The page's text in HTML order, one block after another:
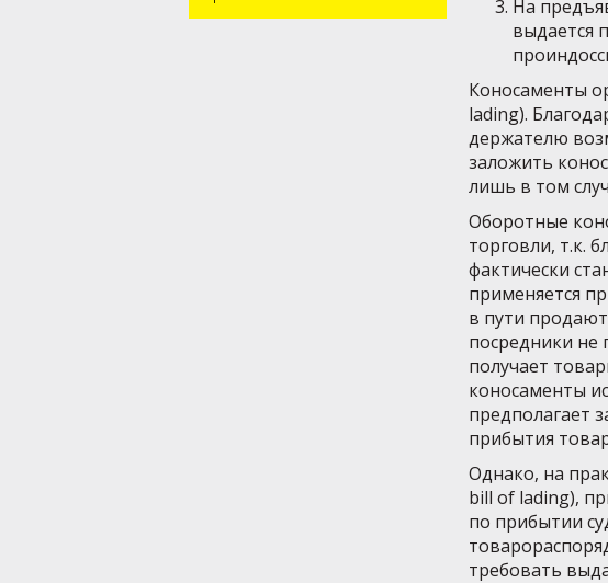
На
выдается
Коносаменты
lading).
держателю
заложить
лишь в том
Оборотные
торговли, т.к.
фактически
применяется
в пути
посредники не
получает
коносаменты
предполагает
прибытия
Однако, на
bill of lading),
по прибытии
требовать